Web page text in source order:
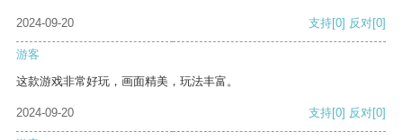
2024-09-20 支持[0] 反对[0]
游客
这款游戏非常好玩，画面精美，玩法丰富。
2024-09-20 支持[0] 反对[0]